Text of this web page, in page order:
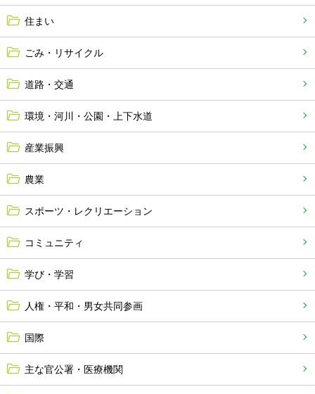
住まい
ごみ・リサイクル
道路・交通
環境・河川・公園・上下水道
産業振興
農業
スポーツ・レクリエーション
コミュニティ
学び・学習
人権・平和・男女共同参画
国際
主な官公署・医療機関